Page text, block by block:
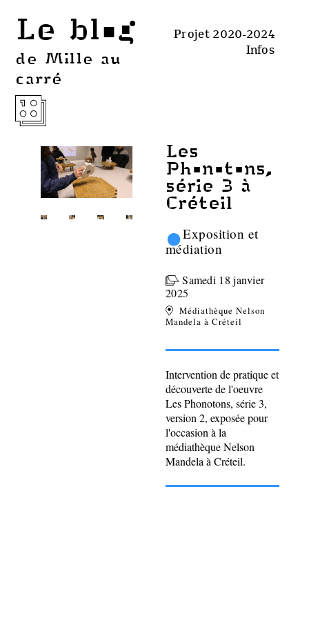
Le blog
de Mille au
carré
Projet 2020-2024
Infos
Les
Phonotons,
série 3 à
Créteil
• Exposition et
médiation
Samedi 18 janvier
2025
Médiathèque Nelson
Mandela à Créteil
Intervention de pratique et
découverte de l'oeuvre
Les Phonotons, série 3,
version 2, exposée pour
l'occasion à la
médiathèque Nelson
Mandela à Créteil.